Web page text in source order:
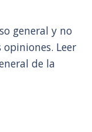
general y no
opiniones. Leer
de la